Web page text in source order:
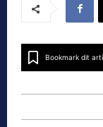
Bookmark dit